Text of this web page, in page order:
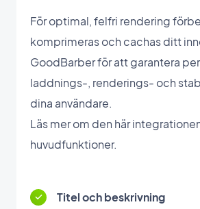
För optimal, felfri rendering
komprimeras och cachas ditt
GoodBarber för att garantera
laddnings-, renderings- och
dina användare.
Läs mer om den här
huvudfunktioner.
Titel och beskrivning